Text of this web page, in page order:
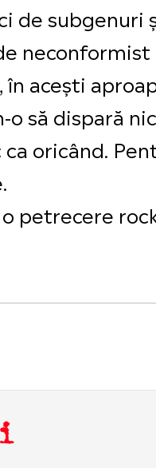
de subgenuri
neconformist
în acești
o să dispară
oricând.
petrecere